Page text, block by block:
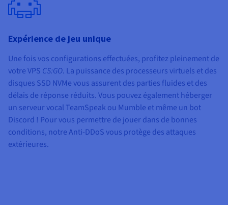
Expérience de jeu unique
Une fois vos configurations effectuées, profitez pleinement de
votre VPS CS:GO. La puissance des processeurs virtuels et des
disques SSD NVMe vous assurent des parties fluides et des
délais de réponse réduits. Vous pouvez également héberger
un serveur vocal TeamSpeak ou Mumble et même un bot
Discord ! Pour vous permettre de jouer dans de bonnes
conditions, notre Anti-DDoS vous protège des attaques
extérieures.